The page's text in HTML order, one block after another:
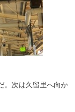
。次は久留里へ向か